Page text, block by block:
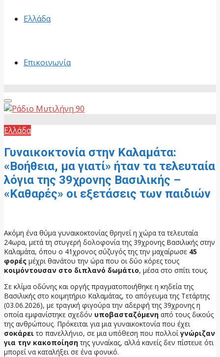
Ελλάδα
Επικοινωνία
Primary
Menu
Ελλάδα
Γυναικοκτονία στην Καλαμάτα:
«Βοήθεια, μα γιατί» ήταν τα τελευταία
λόγια της 39χρονης Βασιλικής –
«Καθαρές» οι εξετάσεις των παιδιών
Ακόμη ένα θύμα γυναικοκτονίας θρηνεί η χώρα τα τελευταία
24ωρα, μετά τη στυγερή δολοφονία της 39χρονης Βασιλικής στην
Καλαμάτα, όπου ο 41χρονος σύζυγός της την μαχαίρωσε 45
φορές μέχρι θανάτου την ώρα που οι δύο κόρες τους
κοιμόντουσαν στο διπλανό δωμάτιο, μέσα στο σπίτι τους.
Σε κλίμα οδύνης και οργής πραγματοποιήθηκε η κηδεία της
Βασιλικής στο κοιμητήριο Καλαμάτας, το απόγευμα της Τετάρτης
(03.06.2026), με τραγική φιγούρα την αδερφή της 39χρονης η
οποία εμφανίστηκε σχεδόν υποβασταζόμενη από τους δικούς
της ανθρώπους. Πρόκειται για μια γυναικοκτονία που έχει
σοκάρειτο πανελλήνιο, σε μια υπόθεση που πολλοίγνώριζαν
για την κακοποίησητης γυναίκας, αλλά κανείς δεν πίστευε ότι
μπορεί να καταλήξει σε ένα φονικό.